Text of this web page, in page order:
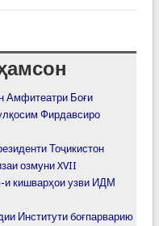
Амфитеатри Боғи
Фирдавсиро
Тоҷикистон
озмуни XVII
и кишварҳои узви ИДМ
Институти боғпарварию